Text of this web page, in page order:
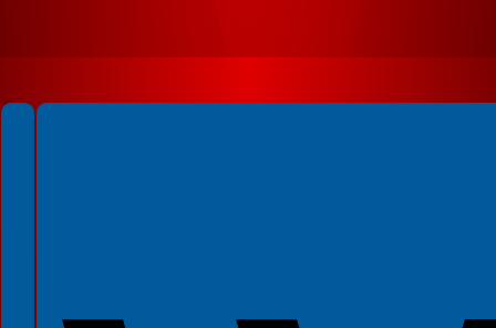
Spełniamy standardy WCAG 2.2
Spełniamy standardy W3C